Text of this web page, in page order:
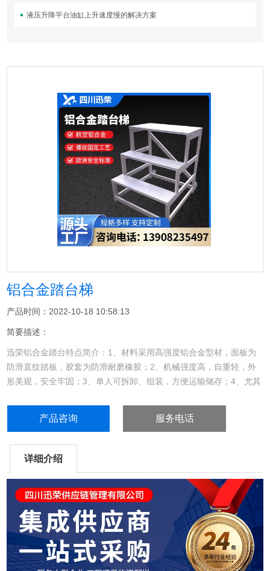
液压升降平台油缸上升速度慢的解决方案
铝合金踏台梯
产品时间：2022-10-18 10:58:13
简要描述：
迅荣铝合金踏台特点简介：1、材料采用高强度铝合金型材，面板为
防滑直纹踏板，胶套为防滑耐磨橡胶；2、机械强度高，自重轻，外
形美观，安全牢固；3、单人可拆卸、组装，方便运输储存；4、尤其
产品咨询 服务电话
详细介绍